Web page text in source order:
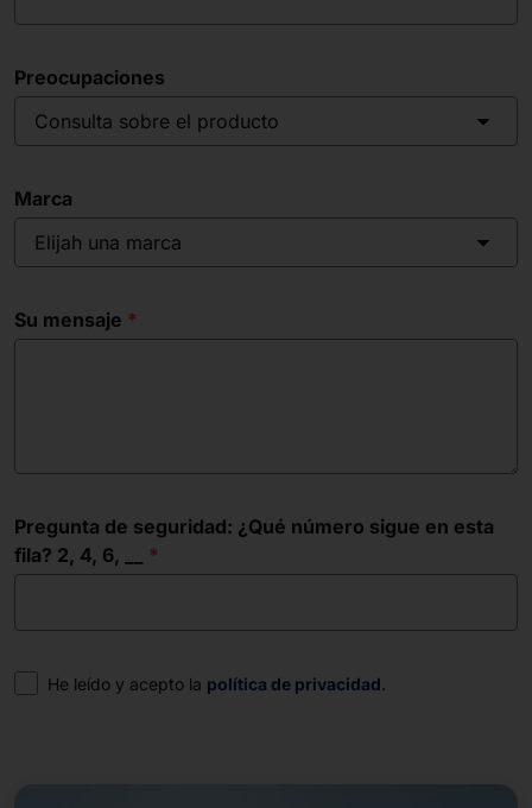
Preocupaciones
Consulta sobre el producto
Marca
Elijah una marca
Su mensaje
Pregunta de seguridad: ¿Qué número sigue en esta
fila? 2, 4, 6, __
Consentimiento
He leído y acepto la política de privacidad.